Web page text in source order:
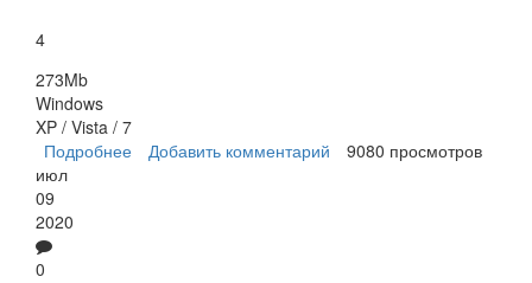
4
273Mb
Windows
XP / Vista / 7
Подробнее о Norman Malware Cleaner
Добавить комментарий
9080 просмотров
июл
09
2020
0